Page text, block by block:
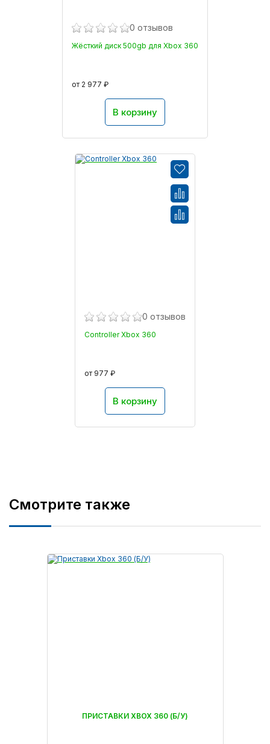
0 отзывов
Жёсткий диск 500gb для Xbox 360
от 2 977 ₽
В корзину
0 отзывов
Controller Xbox 360
от 977 ₽
В корзину
Смотрите также
ПРИСТАВКИ XBOX 360 (Б/У)